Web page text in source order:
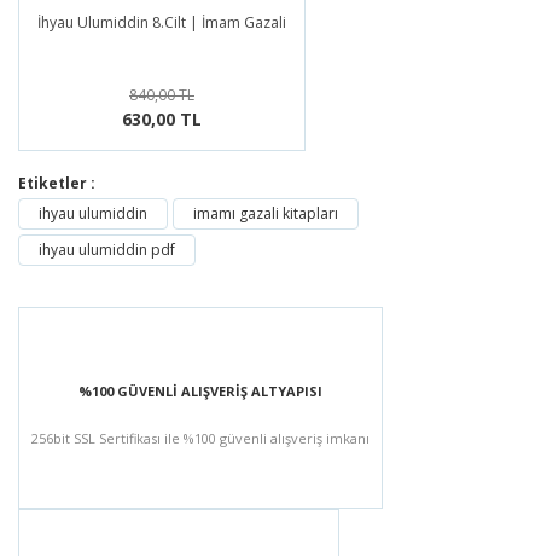
İhyau Ulumiddin 8.Cilt | İmam Gazali
840,00 TL
630,00 TL
Etiketler :
ihyau ulumiddin
imamı gazali kitapları
ihyau ulumiddin pdf
%100 GÜVENLİ ALIŞVERİŞ ALTYAPISI
256bit SSL Sertifikası ile %100 güvenli alışveriş imkanı